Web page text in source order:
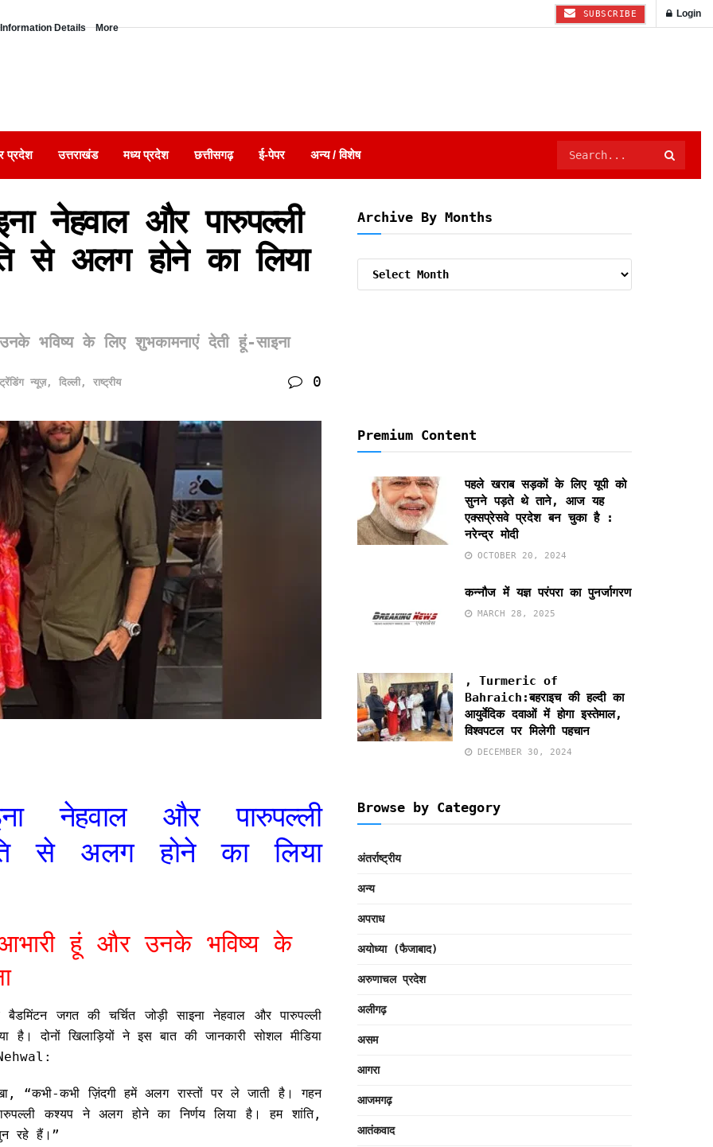
Details More
SUBSCRIBE Login
प्रदेश उत्तराखंड मध्य प्रदेश छत्तीसगढ़ ई-पेपर अन्य / विशेष
नेहवाल और पारुपल्ली
से अलग होने का लिया
भविष्य के लिए शुभकामनाएं देती हूं-साइना
ट्रेंडिंग न्यूज़, दिल्ली, राष्ट्रीय 0
नेहवाल और पारुपल्ली
से अलग होने का लिया
हूं और उनके भविष्य के
बैडमिंटन जगत की चर्चित जोड़ी साइना नेहवाल और पारुपल्ली
दोनों खिलाड़ियों ने इस बात की जानकारी सोशल मीडिया
“कभी-कभी ज़िंदगी हमें अलग रास्तों पर ले जाती है। गहन
कश्यप ने अलग होने का निर्णय लिया है। हम शांति,
रहे हैं।”
Archive By Months
Premium Content
पहले खराब सड़कों के लिए यूपी को
सुनने पड़ते थे ताने, आज यह
एक्सप्रेसवे प्रदेश बन चुका है :
नरेन्द्र मोदी
OCTOBER 20, 2024
कन्नौज में यज्ञ परंपरा का पुनर्जागरण
MARCH 28, 2025
, Turmeric of
Bahraich:बहराइच की हल्दी का
आयुर्वेदिक दवाओं में होगा इस्तेमाल,
विश्वपटल पर मिलेगी पहचान
DECEMBER 30, 2024
Browse by Category
अंतर्राष्ट्रीय
अन्य
अपराध
अयोध्या (फैजाबाद)
अरुणाचल प्रदेश
अलीगढ़
असम
आगरा
आजमगढ़
आतंकवाद